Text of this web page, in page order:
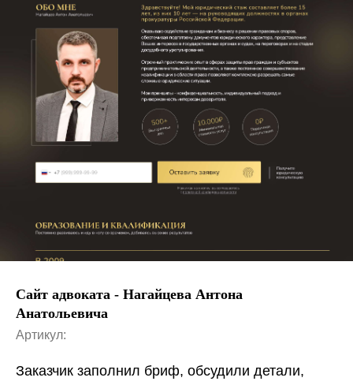
Сайт адвоката - Нагайцева Антона
Анатольевича
Артикул:
Заказчик заполнил бриф, обсудили детали,